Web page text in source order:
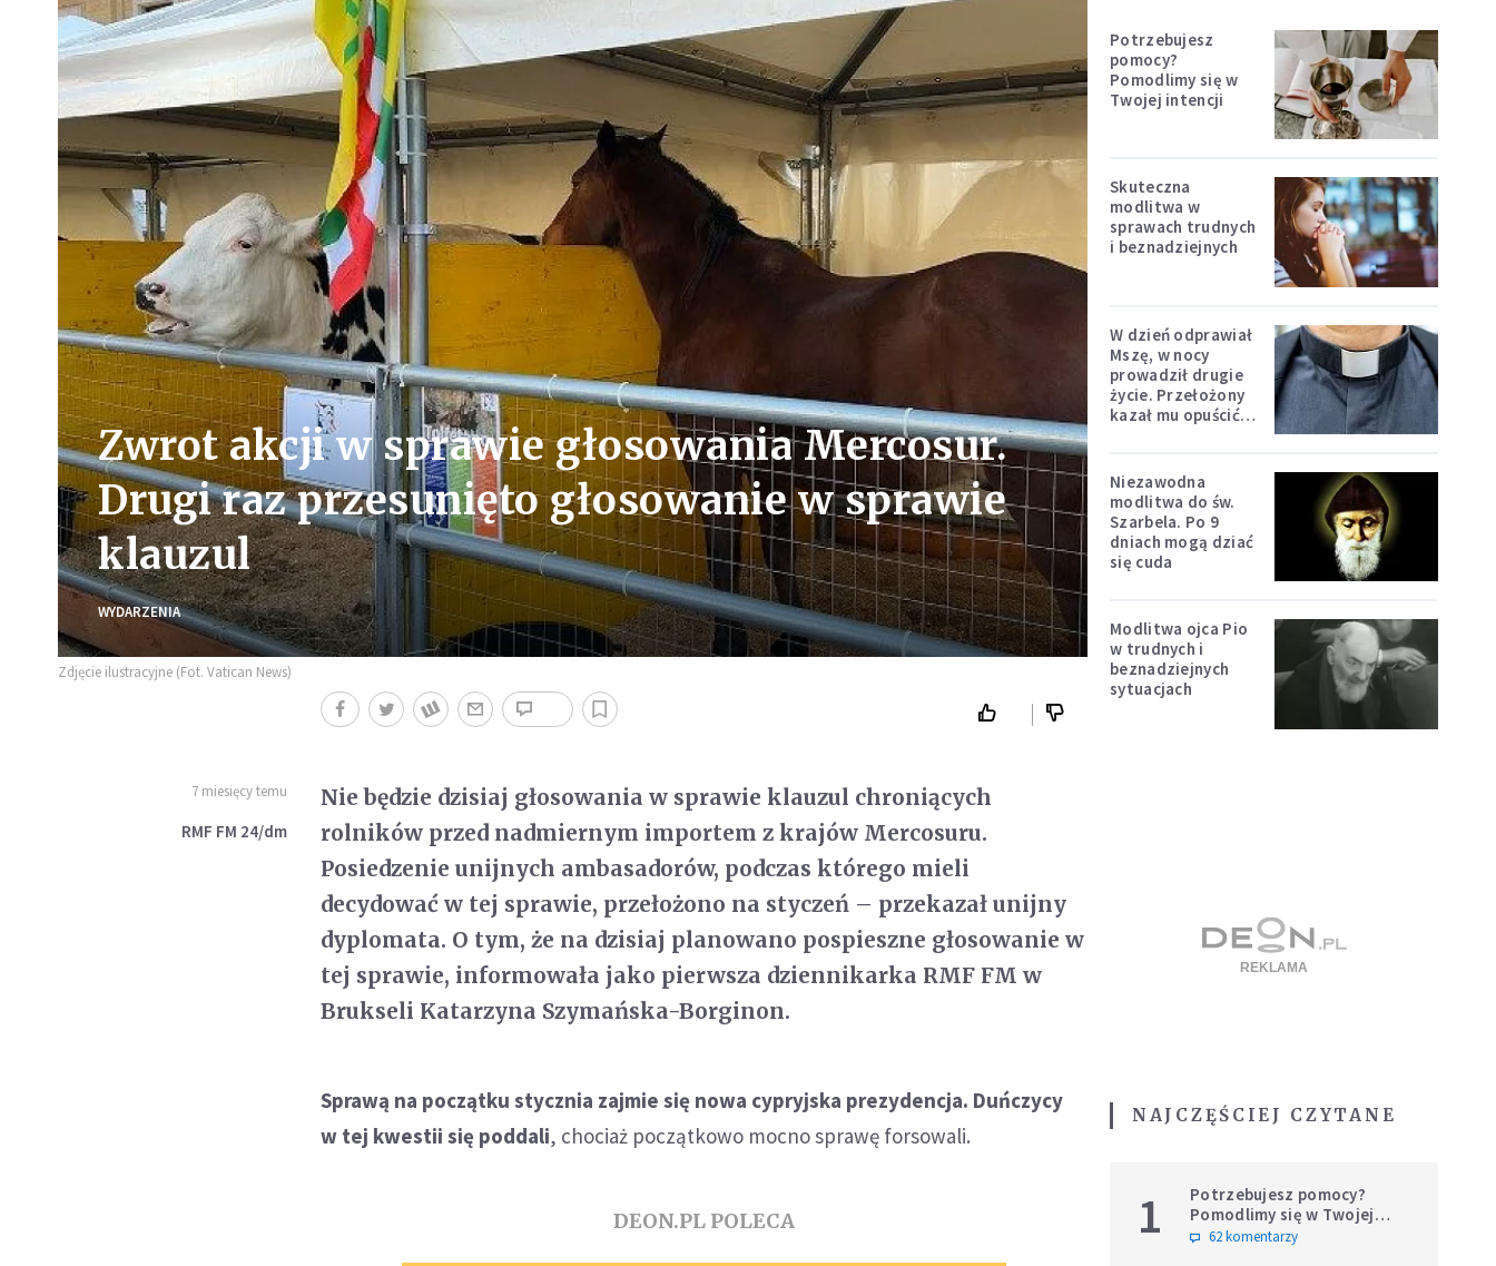
Zwrot akcji w sprawie głosowania Mercosur.
Drugi raz przesunięto głosowanie w sprawie
klauzul
WYDARZENIA
Zdjęcie ilustracyjne (Fot. Vatican News)
7 miesięcy temu
RMF FM 24/dm
Nie będzie dzisiaj głosowania w sprawie klauzul chroniących
rolników przed nadmiernym importem z krajów Mercosuru.
Posiedzenie unijnych ambasadorów, podczas którego mieli
decydować w tej sprawie, przełożono na styczeń – przekazał unijny
dyplomata. O tym, że na dzisiaj planowano pospieszne głosowanie w
tej sprawie, informowała jako pierwsza dziennikarka RMF FM w
Brukseli Katarzyna Szymańska-Borginon.
Sprawą na początku stycznia zajmie się nowa cypryjska prezydencja. Duńczycy
w tej kwestii się poddali, chociaż początkowo mocno sprawę forsowali.
DEON.PL POLECA
Potrzebujesz
pomocy?
Pomodlimy się w
Twojej intencji
Skuteczna
modlitwa w
sprawach trudnych
i beznadziejnych
W dzień odprawiał
Mszę, w nocy
prowadził drugie
życie. Przełożony
kazał mu opuścić
Niezawodna
modlitwa do św.
Szarbela. Po 9
dniach mogą dziać
się cuda
Modlitwa ojca Pio
w trudnych i
beznadziejnych
sytuacjach
NAJCZĘŚCIEJ CZYTANE
1
Potrzebujesz pomocy?
Pomodlimy się w Twojej
intencji
62 komentarzy